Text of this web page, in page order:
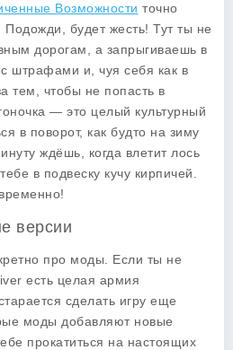
Возможности точно
будет жесть! Тут ты не
дорогам, а запрыгиваешь в
штрафами и, чуя себя как в
тем, чтобы не попасть в
— это целый культурный
в поворот, как будто на зиму
ждёшь, когда влетит лось
в подвеску кучу кирпичей.
версии
про моды. Если ты не
есть целая армия
сделать игру еще
моды добавляют новые
прокатиться на настоящих